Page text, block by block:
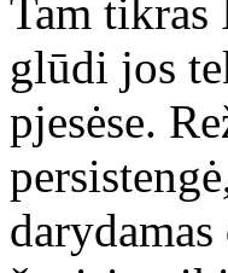
Tam tikras
glūdi jos
pjesėse.